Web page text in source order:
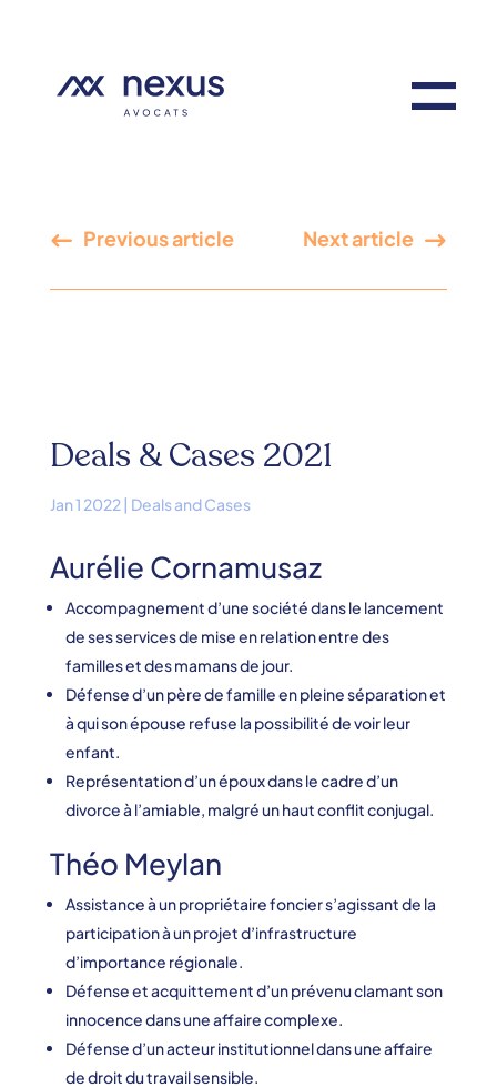
Previous article Next article
Deals & Cases 2021
Jan 1 2022| Deals and Cases
Aurélie Cornamusaz
Accompagnement d’une société dans le lancement
de ses services de mise en relation entre des
familles et des mamans de jour.
Défense d’un père de famille en pleine séparation et
à qui son épouse refuse la possibilité de voir leur
enfant.
Représentation d’un époux dans le cadre d’un
divorce à l’amiable, malgré un haut conflit conjugal.
Théo Meylan
Assistance à un propriétaire foncier s’agissant de la
participation à un projet d’infrastructure
d’importance régionale.
Défense et acquittement d’un prévenu clamant son
innocence dans une affaire complexe.
Défense d’un acteur institutionnel dans une affaire
de droit du travail sensible.